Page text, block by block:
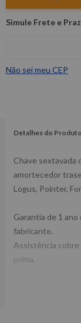
Não sei meu CEP
Detalhes do Produto
Chave sextavada
amortecedor
Logus, Pointer,
Garantia de 1
fabricante.
Assistência
prima.